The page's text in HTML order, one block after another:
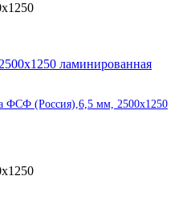
ФСФ (Россия),6,5 мм, 2500x1250